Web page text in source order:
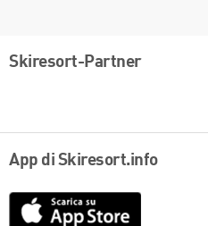
Skiresort-Partner
App di Skiresort.info